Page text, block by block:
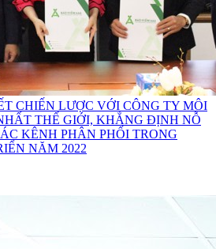
CHIẾN LƯỢC VỚI CÔNG TY MÔI
THẾ GIỚI, KHẲNG ĐỊNH NỖ
KÊNH PHÂN PHỐI TRONG
NĂM 2022